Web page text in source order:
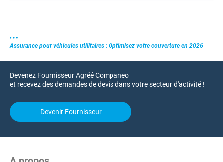
Assurance pour véhicules utilitaires : Optimisez votre couverture en 2026
Devenez Fournisseur Agréé Companeo
et recevez des demandes de devis dans votre secteur d'activité !
Devenir Fournisseur